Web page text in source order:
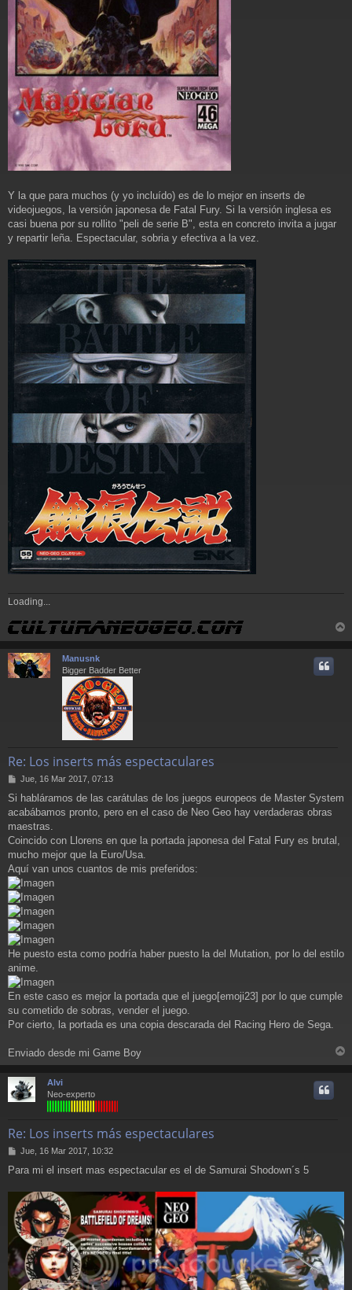
Y la que para muchos (y yo incluído) es de lo mejor en inserts de
videojuegos, la versión japonesa de Fatal Fury. Si la versión inglesa es
casi buena por su rollito "peli de serie B", esta en concreto invita a jugar
y repartir leña. Espectacular, sobria y efectiva a la vez.
Loading...
r
Manusnk
Bigger Badder Better
Re: Los inserts más espectaculares
M
n
s
a
j
Jue, 16 Mar 2017, 07:13
Si habláramos de las carátulas de los juegos europeos de Master System
acabábamos pronto, pero en el caso de Neo Geo hay verdaderas obras
maestras.
Coincido con Llorens en que la portada japonesa del Fatal Fury es brutal,
mucho mejor que la Euro/Usa.
Aquí van unos cuantos de mis preferidos:
He puesto esta como podría haber puesto la del Mutation, por lo del estilo
anime.
En este caso es mejor la portada que el juego[emoji23] por lo que cumple
su cometido de sobras, vender el juego.
Por cierto, la portada es una copia descarada del Racing Hero de Sega.
Enviado desde mi Game Boy
r
Alvi
Neo-experto
Re: Los inserts más espectaculares
M
n
a
j
e
Jue, 16 Mar 2017, 10:32
Para mi el insert mas espectacular es el de Samurai Shodown´s 5